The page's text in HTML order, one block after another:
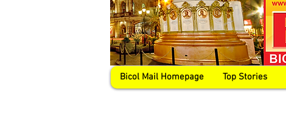
Bicol Mail Homepage Top Stories